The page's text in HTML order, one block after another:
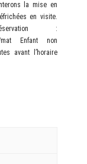
la mise en
en visite.
:
mat Enfant non
avant l’horaire